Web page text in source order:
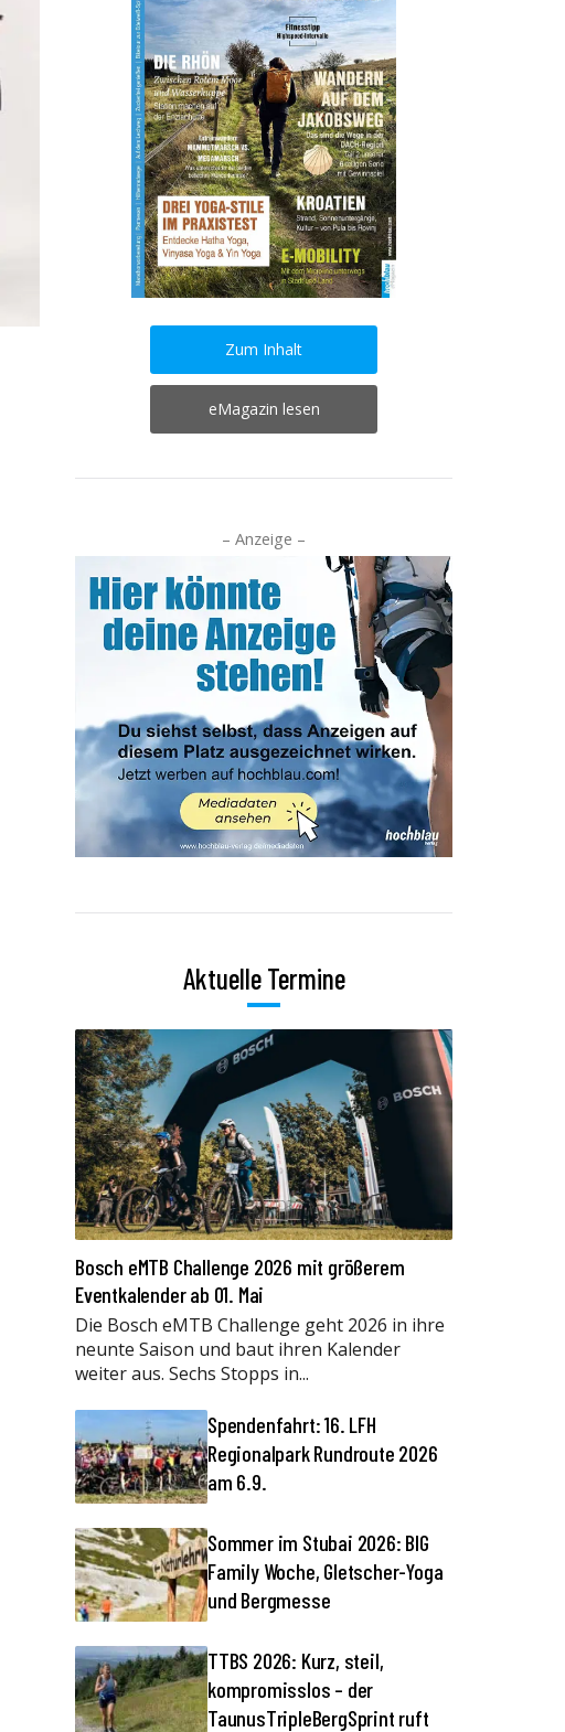
Zum Inhalt
eMagazin lesen
– Anzeige –
Aktuelle Termine
Bosch eMTB Challenge 2026 mit größerem
Eventkalender ab 01. Mai
Die Bosch eMTB Challenge geht 2026 in ihre
neunte Saison und baut ihren Kalender
weiter aus. Sechs Stopps in...
Spendenfahrt: 16. LFH
Regionalpark Rundroute 2026
am 6.9.
Sommer im Stubai 2026: BIG
Family Woche, Gletscher-Yoga
und Bergmesse
TTBS 2026: Kurz, steil,
kompromisslos – der
TaunusTripleBergSprint ruft